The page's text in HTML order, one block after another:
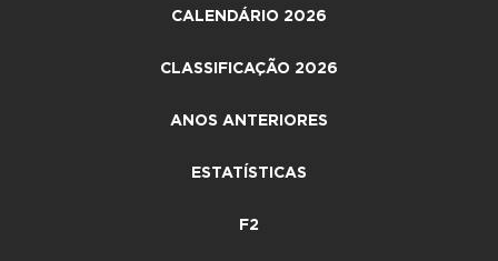
CALENDÁRIO 2026
CLASSIFICAÇÃO 2026
ANOS ANTERIORES
ESTATÍSTICAS
F2